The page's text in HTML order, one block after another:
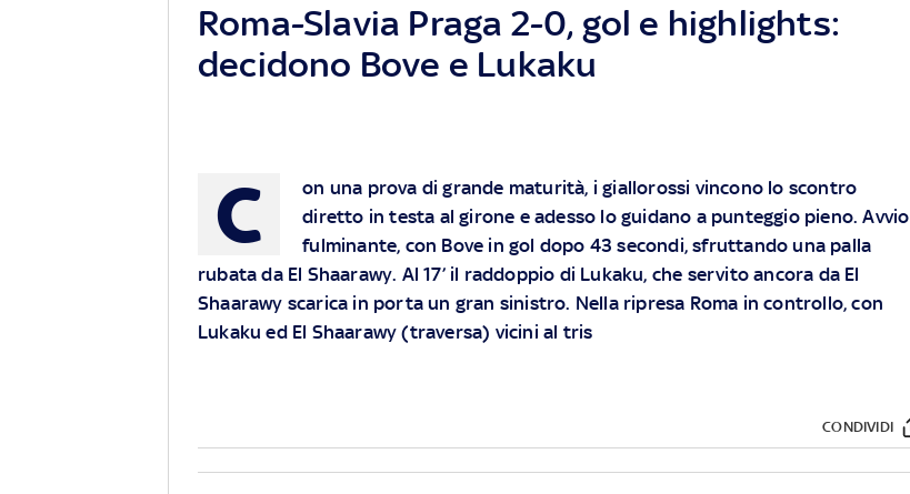
Roma-Slavia Praga 2-0, gol e highlights:
decidono Bove e Lukaku
C
on una prova di grande maturità, i giallorossi vincono lo scontro
diretto in testa al girone e adesso lo guidano a punteggio pieno. Avvio
fulminante, con Bove in gol dopo 43 secondi, sfruttando una palla
rubata da El Shaarawy. Al 17’ il raddoppio di Lukaku, che servito ancora da El
Shaarawy scarica in porta un gran sinistro. Nella ripresa Roma in controllo, con
Lukaku ed El Shaarawy (traversa) vicini al tris
CONDIVIDI